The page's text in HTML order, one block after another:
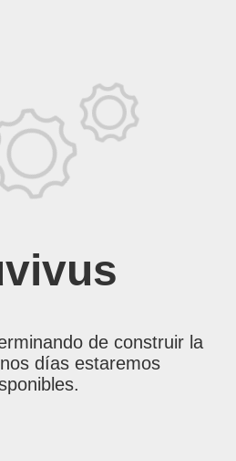
de construir la
días estaremos